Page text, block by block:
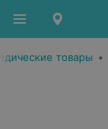
товары •